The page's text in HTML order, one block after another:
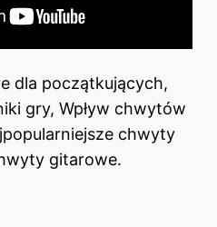
dla początkujących,
gry, Wpływ chwytów
chwyty
gitarowe.